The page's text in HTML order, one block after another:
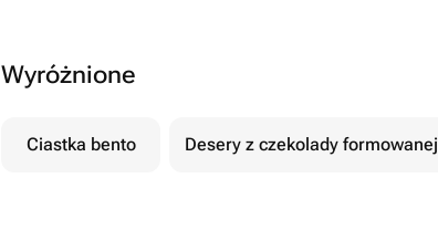
Wyróżnione
Ciastka bento Desery z czekolady formowanej